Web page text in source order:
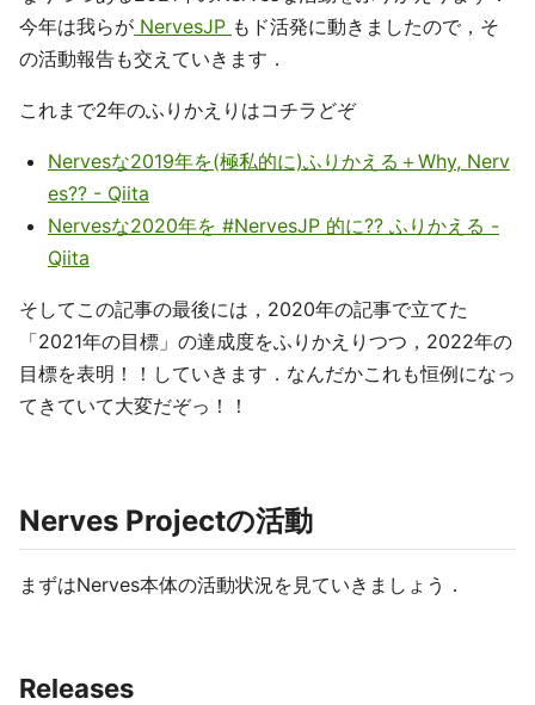
今年は我らが NervesJP もド活発に動きましたので，そ
の活動報告も交えていきます．
これまで2年のふりかえりはコチラどぞ
Nervesな2019年を(極私的に)ふりかえる＋Why, Nerv
es?? - Qiita
Nervesな2020年を #NervesJP 的に?? ふりかえる -
Qiita
そしてこの記事の最後には，2020年の記事で立てた
「2021年の目標」の達成度をふりかえりつつ，2022年の
目標を表明！！していきます．なんだかこれも恒例になっ
てきていて大変だぞっ！！
Nerves Projectの活動
まずはNerves本体の活動状況を見ていきましょう．
Releases